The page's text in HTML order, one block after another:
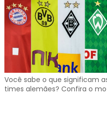
Você sabe o que significam
times alemães? Confira o